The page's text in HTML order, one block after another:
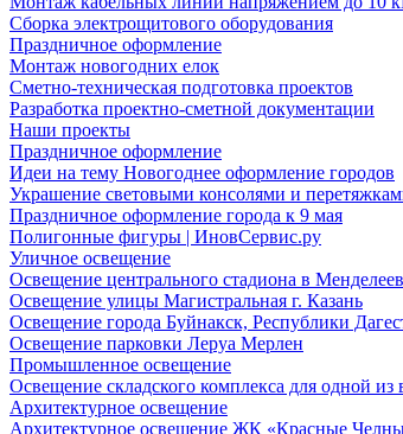
Сборка электрощитового оборудования
Праздничное оформление
Монтаж новогодних елок
Сметно-техническая подготовка проектов
Разработка проектно-сметной документации
Наши проекты
Праздничное оформление
Идеи на тему Новогоднее оформление городов
Украшение световыми консолями и
Праздничное оформление города к 9 мая
Полигонные фигуры | ИновСервис.ру
Уличное освещение
Освещение центрального стадиона в
Освещение улицы Магистральная г. Казань
Освещение города Буйнакск, Республики
Освещение парковки Леруа Мерлен
Промышленное освещение
Освещение складского комплекса для одной
Архитектурное освещение
Архитектурное освещение ЖК «Красные